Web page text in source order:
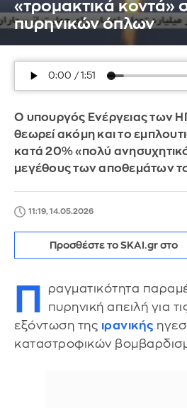
«τρομακτικά κοντά»
πυρηνικών όπλων
Ο υπουργός Ενέργειας των
θεωρεί ακόμη και το
κατά 20% «πολύ
μεγέθους των αποθεμάτων
11:19, 14.05.2026
Προσθέστε το SKAI.gr στο
Π
ραγματικότητα
πυρηνική απειλή για
εξόντωση της ιρανικής
καταστροφικών